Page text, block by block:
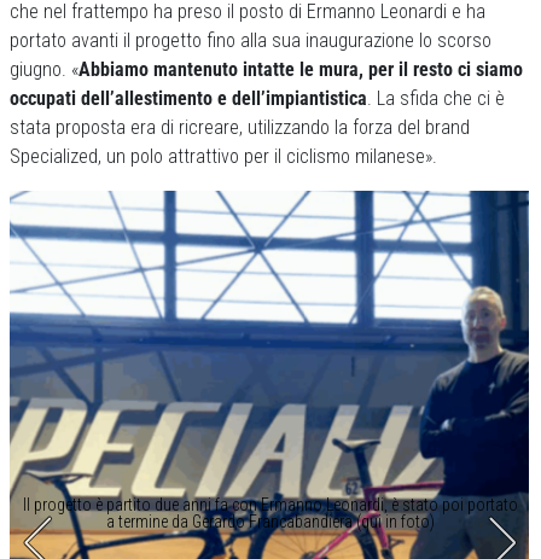
che nel frattempo ha preso il posto di Ermanno Leonardi e ha
portato avanti il progetto fino alla sua inaugurazione lo scorso
giugno. «Abbiamo mantenuto intatte le mura, per il resto ci siamo
occupati dell’allestimento e dell’impiantistica. La sfida che ci è
stata proposta era di ricreare, utilizzando la forza del brand
Specialized, un polo attrattivo per il ciclismo milanese».
Il progetto è partito due anni fa con Ermanno Leonardi, è stato poi portato
a termine da Gerardo Francabandiera (qui in foto)